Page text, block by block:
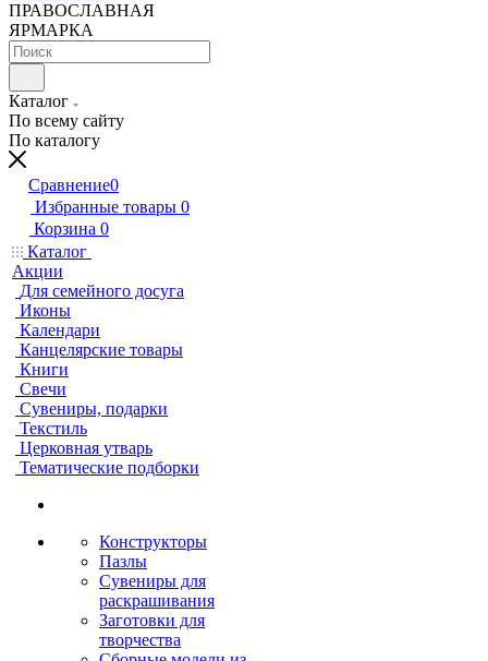
ПРАВОСЛАВНАЯ
ЯРМАРКА
Каталог
По всему сайту
По каталогу
Сравнение0
Избранные товары 0
Корзина 0
Каталог
Акции
Для семейного досуга
Иконы
Календари
Канцелярские товары
Книги
Свечи
Сувениры, подарки
Текстиль
Церковная утварь
Тематические подборки
Конструкторы
Пазлы
Сувениры для
раскрашивания
Заготовки для
творчества